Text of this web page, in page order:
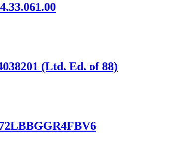
(Ltd. Ed. of 88)